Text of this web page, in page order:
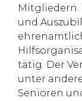
Mitgliedern.
und
tätig. Der
unter
Senioren